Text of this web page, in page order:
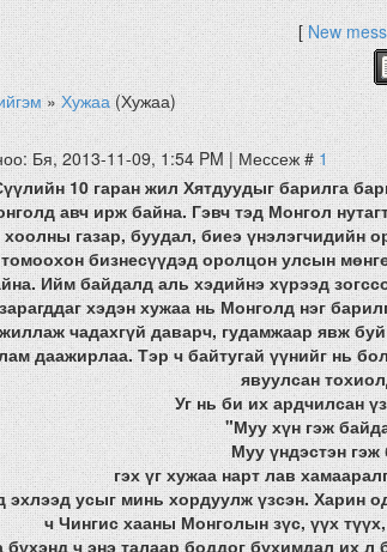
[New
» Хужаа (Хужаа)
Бя, 2013-11-09, 1:54 PM | Мессеж #1
10 гаран жил Хятдуудыг барилга
авч ирж байна. Гэвч тэд Монгол
хоолны газар, буудал, биеэ үнэлэгчидийн
бизнесүүдэд оролцон улсын
Ийм байдалд аль хэдийнэ хүрээд
зарагддаг хэдэн хужаа нь Монголд нэг
чадахгүй даварч, гудамжаар явж
даажирлаа. Тэр ч байтугай үүнийг нь
явуулсан
Уг нь би их ардчилсан
"Муу хүн гэж
Муу үндэстэн
гэх үг хужаа нарт лав
эхлээд усыг минь хордуулж үзсэн. Харин
ч Чингис хааны Монголын зүс, үүх
бүхэнд ч энэ талаар боддог бухимдал их